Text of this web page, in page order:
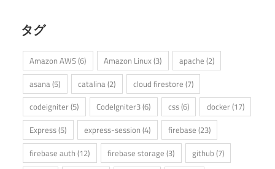
タグ
Amazon AWS(6) Amazon Linux(3) apache (2)
asana (5) catalina (2) cloud firestore (7)
codeigniter (5) CodeIgniter3(6) css(6) docker (17)
Express(5) express-session (4) firebase (23)
firebase auth (12) firebase storage (3) github (7)